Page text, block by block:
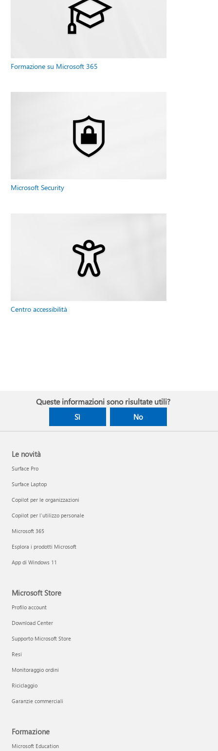
Formazione su Microsoft 365
Microsoft Security
Centro accessibilità
Queste informazioni sono risultate utili?
Sì No
Le novità
Surface Pro
Surface Laptop
Copilot per le organizzazioni
Copilot per l'utilizzo personale
Microsoft 365
Esplora i prodotti Microsoft
App di Windows 11
Microsoft Store
Profilo account
Download Center
Supporto Microsoft Store
Resi
Monitoraggio ordini
Riciclaggio
Garanzie commerciali
Formazione
Microsoft Education